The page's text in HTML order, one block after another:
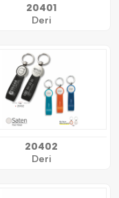
20401
Deri
20402
Deri